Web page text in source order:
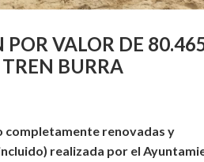
VALOR DE
BURRA
completamente renovadas y
realizada por el